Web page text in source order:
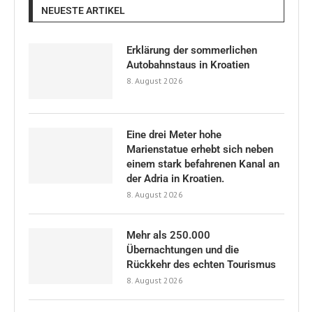
NEUESTE ARTIKEL
Erklärung der sommerlichen
Autobahnstaus in Kroatien
8. August 2026
Eine drei Meter hohe
Marienstatue erhebt sich neben
einem stark befahrenen Kanal an
der Adria in Kroatien.
8. August 2026
Mehr als 250.000
Übernachtungen und die
Rückkehr des echten Tourismus
8. August 2026